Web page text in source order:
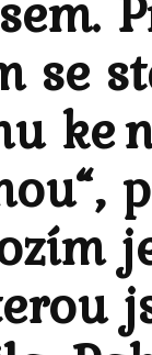
se
ke